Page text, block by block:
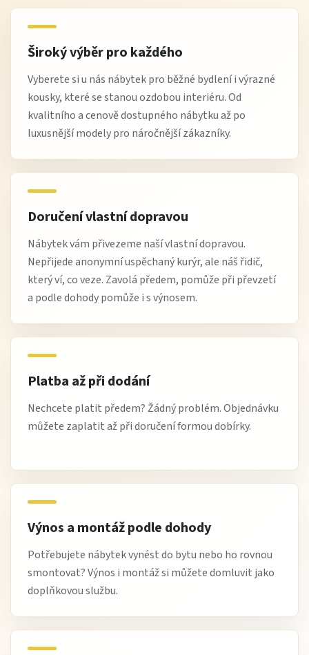
Široký výběr pro každého
Vyberete si u nás nábytek pro běžné bydlení i výrazné
kousky, které se stanou ozdobou interiéru. Od
kvalitního a cenově dostupného nábytku až po
luxusnější modely pro náročnější zákazníky.
Doručení vlastní dopravou
Nábytek vám přivezeme naší vlastní dopravou.
Nepřijede anonymní uspěchaný kurýr, ale náš řidič,
který ví, co veze. Zavolá předem, pomůže při převzetí
a podle dohody pomůže i s výnosem.
Platba až při dodání
Nechcete platit předem? Žádný problém. Objednávku
můžete zaplatit až při doručení formou dobírky.
Výnos a montáž podle dohody
Potřebujete nábytek vynést do bytu nebo ho rovnou
smontovat? Výnos i montáž si můžete domluvit jako
doplňkovou službu.